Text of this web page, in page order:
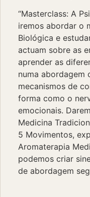
“Masterclass: A
iremos abordar o
Biológica e
actuam sobre as
aprender as
numa abordagem
mecanismos de
forma como o
emocionais.
Medicina
5 Movimentos,
Aromaterapia
podemos criar
de abordagem